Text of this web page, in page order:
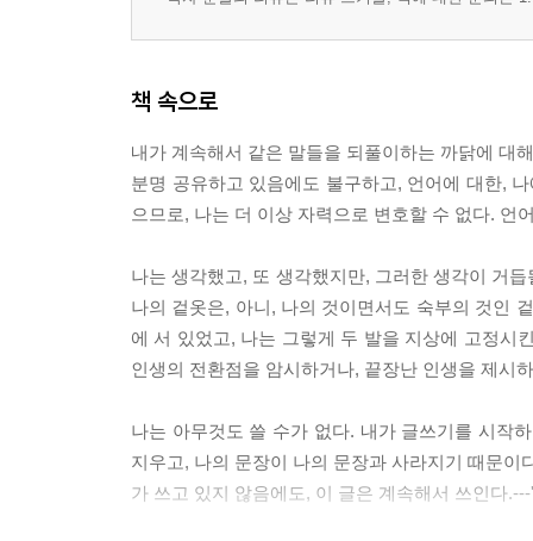
책 속으로
내가 계속해서 같은 말들을 되풀이하는 까닭에 대
분명 공유하고 있음에도 불구하고, 언어에 대한,
으므로, 나는 더 이상 자력으로 변호할 수 없다. 언
나는 생각했고, 또 생각했지만, 그러한 생각이 거
나의 겉옷은, 아니, 나의 것이면서도 숙부의 것인
에 서 있었고, 나는 그렇게 두 발을 지상에 고정시
인생의 전환점을 암시하거나, 끝장난 인생을 제시
나는 아무것도 쓸 수가 없다. 내가 글쓰기를 시작
지우고, 나의 문장이 나의 문장과 사라지기 때문
가 쓰고 있지 않음에도, 이 글은 계속해서 쓰인다